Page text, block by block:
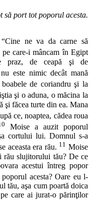
să port tot poporul acesta.
ne va da carne să
care-i mâncam în Egipt
praz, de ceapă şi de
este nimic decât mană
de coriandru şi la
şi o aduna, o măcina la
şi făcea turte din ea. Mana
ce, noaptea, cădea roua
Moise a auzit poporul
cortului lui. Domnul s-a
aceasta era rău. 11 Moise
rău slujitorului tău? De ce
acestui întreg popor
acesta? Oare eu l-
tău, aşa cum poartă doica
care ai jurat-o părinţilor